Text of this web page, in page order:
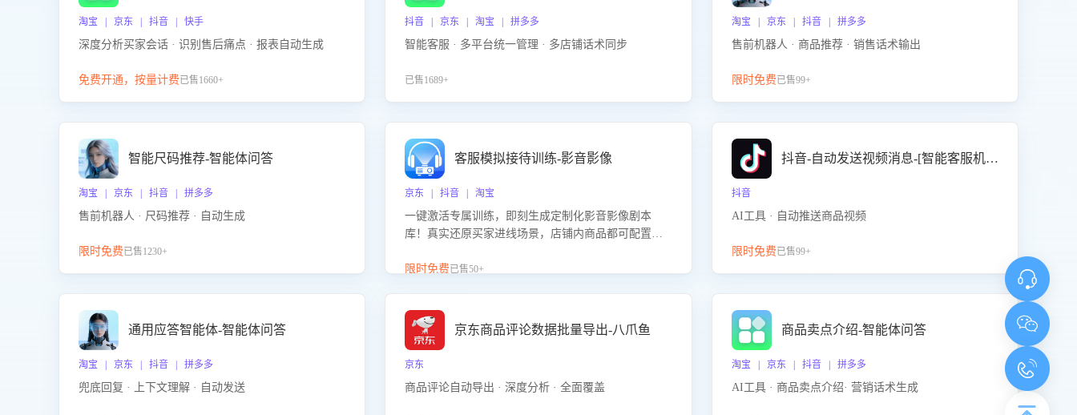
淘宝 | 京东 | 抖音 | 快手
深度分析买家会话 · 识别售后痛点 · 报表自动生成
免费开通，按量计费已售1660+
抖音 | 京东 | 淘宝 | 拼多多
智能客服 · 多平台统一管理 · 多店铺话术同步
已售1689+
淘宝 | 京东 | 抖音 | 拼多多
售前机器人 · 商品推荐 · 销售话术输出
限时免费已售99+
智能尺码推荐-智能体问答
淘宝 | 京东 | 抖音 | 拼多多
售前机器人 · 尺码推荐 · 自动生成
限时免费已售1230+
客服模拟接待训练-影音影像
京东 | 抖音 | 淘宝
一键激活专属训练，即刻生成定制化影音影像剧本
库！真实还原买家进线场景，店铺内商品都可配置到
升客服售前转化率。点击 “立即开通”，快速获取影音
限时免费已售50+
抖音-自动发送视频消息-[智能客服机器人]
抖音
AI工具 · 自动推送商品视频
限时免费已售99+
通用应答智能体-智能体问答
淘宝 | 京东 | 抖音 | 拼多多
兜底回复 · 上下文理解 · 自动发送
京东商品评论数据批量导出-八爪鱼
京东
商品评论自动导出 · 深度分析 · 全面覆盖
商品卖点介绍-智能体问答
淘宝 | 京东 | 抖音 | 拼多多
AI工具 · 商品卖点介绍· 营销话术生成